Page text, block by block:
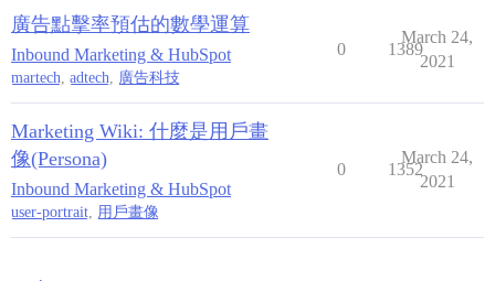
廣告點擊率預估的數學運算
Inbound Marketing & HubSpot
martech, adtech, 廣告科技
0 1389
March 24,
2021
Marketing Wiki: 什麼是用戶畫
像(Persona)
Inbound Marketing & HubSpot
user-portrait, 用戶畫像
0 1352
March 24,
2021